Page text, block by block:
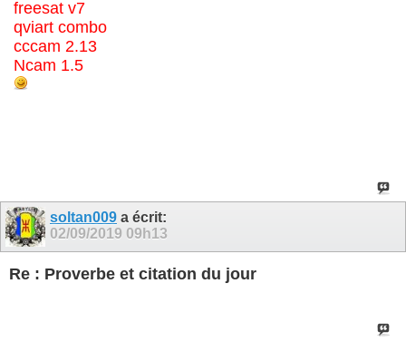
freesat v7
qviart combo
cccam 2.13
Ncam 1.5
soltan009 a écrit:
02/09/2019 09h13
Re : Proverbe et citation du jour